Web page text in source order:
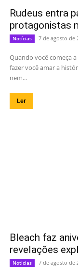
Rudeus entra
protagonistas
Notícias 7 de agosto de
Quando você começa
fazer você amar a
nem...
Ler
Bleach faz
revelações
Notícias 7 de agosto de